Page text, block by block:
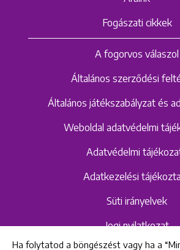
Fogászati cikkek
A fogorvos válaszol
Általános szerződési
Általános játékszabályzat és
Weboldal adatvédelmi
Adatvédelmi
Adatkezelési
Süti irányelvek
Jogi nyilatkozat
Ha folytatod a böngészést vagy ha a